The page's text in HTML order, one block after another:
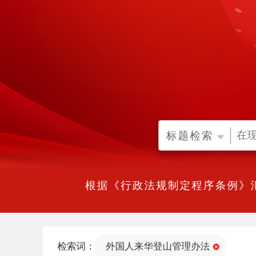
标题检索
根据《行政法规制定程序条例
检索词： 外国人来华登山管理办法